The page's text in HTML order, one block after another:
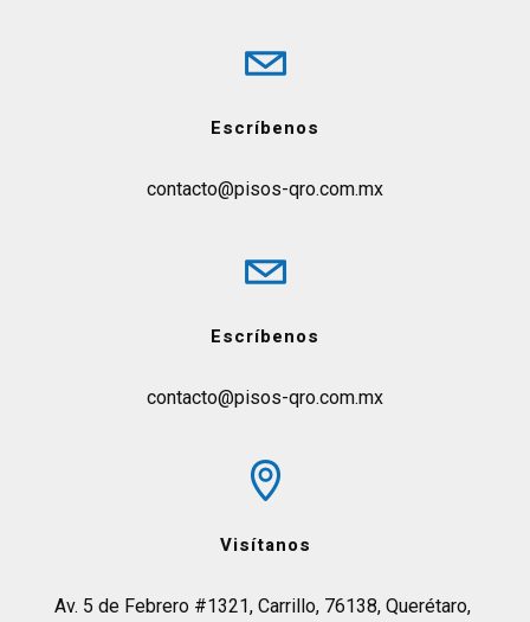
Escríbenos
contacto@pisos-qro.com.mx
Escríbenos
contacto@pisos-qro.com.mx
Visítanos
Av. 5 de Febrero #1321, Carrillo, 76138, Querétaro,